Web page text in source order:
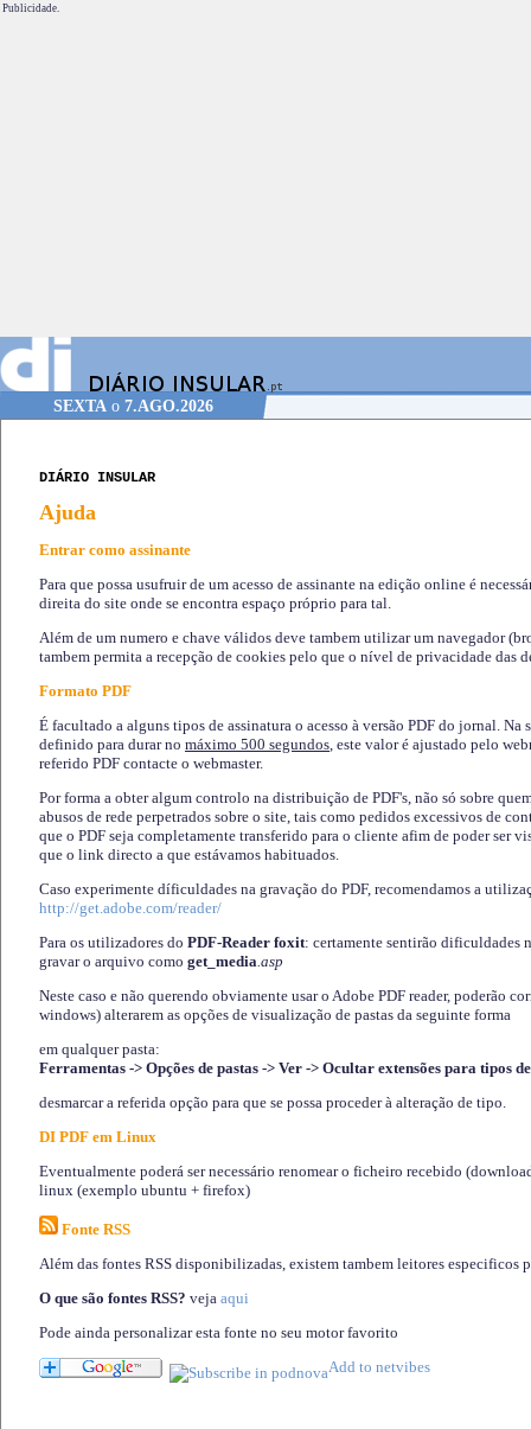
Publicidade.
SEXTA o 7.AGO.2026
DIÁRIO INSULAR
Ajuda
Entrar como assinante
Para que possa usufruir de um acesso de assinante na edição online é
direita do site onde se encontra espaço próprio para tal.
Além de um numero e chave válidos deve tambem utilizar um navegador
tambem permita a recepção de cookies pelo que o nível de privacidade das
Formato PDF
É facultado a alguns tipos de assinatura o acesso à versão PDF do jornal. Na
definido para durar no máximo 500 segundos, este valor é ajustado pelo
referido PDF contacte o webmaster.
Por forma a obter algum controlo na distribuição de PDF's, não só sobre
abusos de rede perpetrados sobre o site, tais como pedidos excessivos de
que o PDF seja completamente transferido para o cliente afim de poder ser
que o link directo a que estávamos habituados.
Caso experimente díficuldades na gravação do PDF, recomendamos a
http://get.adobe.com/reader/
Para os utilizadores do PDF-Reader foxit: certamente sentirão dificuldades
gravar o arquivo como get_media.asp
Neste caso e não querendo obviamente usar o Adobe PDF reader, poderão
windows) alterarem as opções de visualização de pastas da seguinte forma
em qualquer pasta:
Ferramentas -> Opções de pastas -> Ver -> Ocultar extensões para tipos
desmarcar a referida opção para que se possa proceder à alteração de tipo.
DI PDF em Linux
Eventualmente poderá ser necessário renomear o ficheiro recebido
linux (exemplo ubuntu + firefox)
Fonte RSS
Além das fontes RSS disponibilizadas, existem tambem leitores especificos
O que são fontes RSS? veja aqui
Pode ainda personalizar esta fonte no seu motor favorito